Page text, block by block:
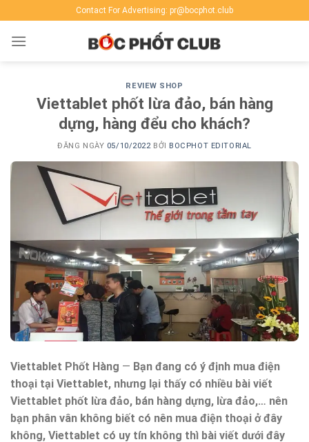
to
content
Contact For Advertising: pr@bocphot.club
REVIEW SHOP
Viettablet phốt lừa đảo, bán hàng
dựng, hàng đểu cho khách?
ĐĂNG NGÀY 05/10/2022BỞI BOCPHOT EDITORIAL
Viettablet Phốt Hàng — Bạn đang có ý định mua điện
thoại tại Viettablet, nhưng lại thấy có nhiều bài viết
Viettablet phốt lừa đảo, bán hàng dựng, lừa đảo,… nên
bạn phân vân không biết có nên mua điện thoại ở đây
không, Viettablet có uy tín không thì bài viết dưới đây